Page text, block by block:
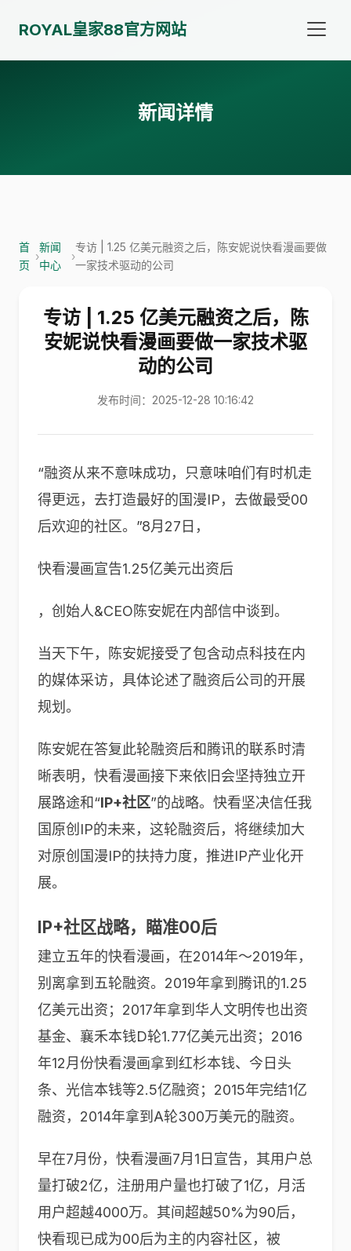
ROYAL皇家88官方网站
新闻详情
首
页
›
新闻
中心
›
专访 | 1.25 亿美元融资之后，陈安妮说快看漫画要做
一家技术驱动的公司
专访 | 1.25 亿美元融资之后，陈
安妮说快看漫画要做一家技术驱
动的公司
发布时间：2025-12-28 10:16:42
“融资从来不意味成功，只意味咱们有时机走
得更远，去打造最好的国漫IP，去做最受00
后欢迎的社区。”8月27日，
快看漫画宣告1.25亿美元出资后
，创始人&CEO陈安妮在内部信中谈到。
当天下午，陈安妮接受了包含动点科技在内
的媒体采访，具体论述了融资后公司的开展
规划。
陈安妮在答复此轮融资后和腾讯的联系时清
晰表明，快看漫画接下来依旧会坚持独立开
展路途和“IP+社区”的战略。快看坚决信任我
国原创IP的未来，这轮融资后，将继续加大
对原创国漫IP的扶持力度，推进IP产业化开
展。
IP+社区战略，瞄准00后
建立五年的快看漫画，在2014年～2019年，
别离拿到五轮融资。2019年拿到腾讯的1.25
亿美元出资；2017年拿到华人文明传也出资
基金、襄禾本钱D轮1.77亿美元出资；2016
年12月份快看漫画拿到红杉本钱、今日头
条、光信本钱等2.5亿融资；2015年完结1亿
融资，2014年拿到A轮300万美元的融资。
早在7月份，快看漫画7月1日宣告，其用户总
量打破2亿，注册用户量也打破了1亿，月活
用户超越4000万。其间超越50%为90后，
快看现已成为00后为主的内容社区，被